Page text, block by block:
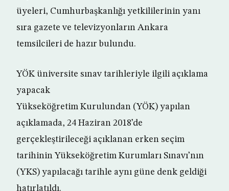
üyeleri, Cumhurbaşkanlığı yetkililerinin yanı
sıra gazete ve televizyonların Ankara
temsilcileri de hazır bulundu.
YÖK üniversite sınav tarihleriyle ilgili açıklama
yapacak
Yükseköğretim Kurulundan (YÖK) yapılan
açıklamada, 24 Haziran 2018’de
gerçekleştirileceği açıklanan erken seçim
tarihinin Yükseköğretim Kurumları Sınavı’nın
(YKS) yapılacağı tarihle aynı güne denk geldiği
hatırlatıldı.